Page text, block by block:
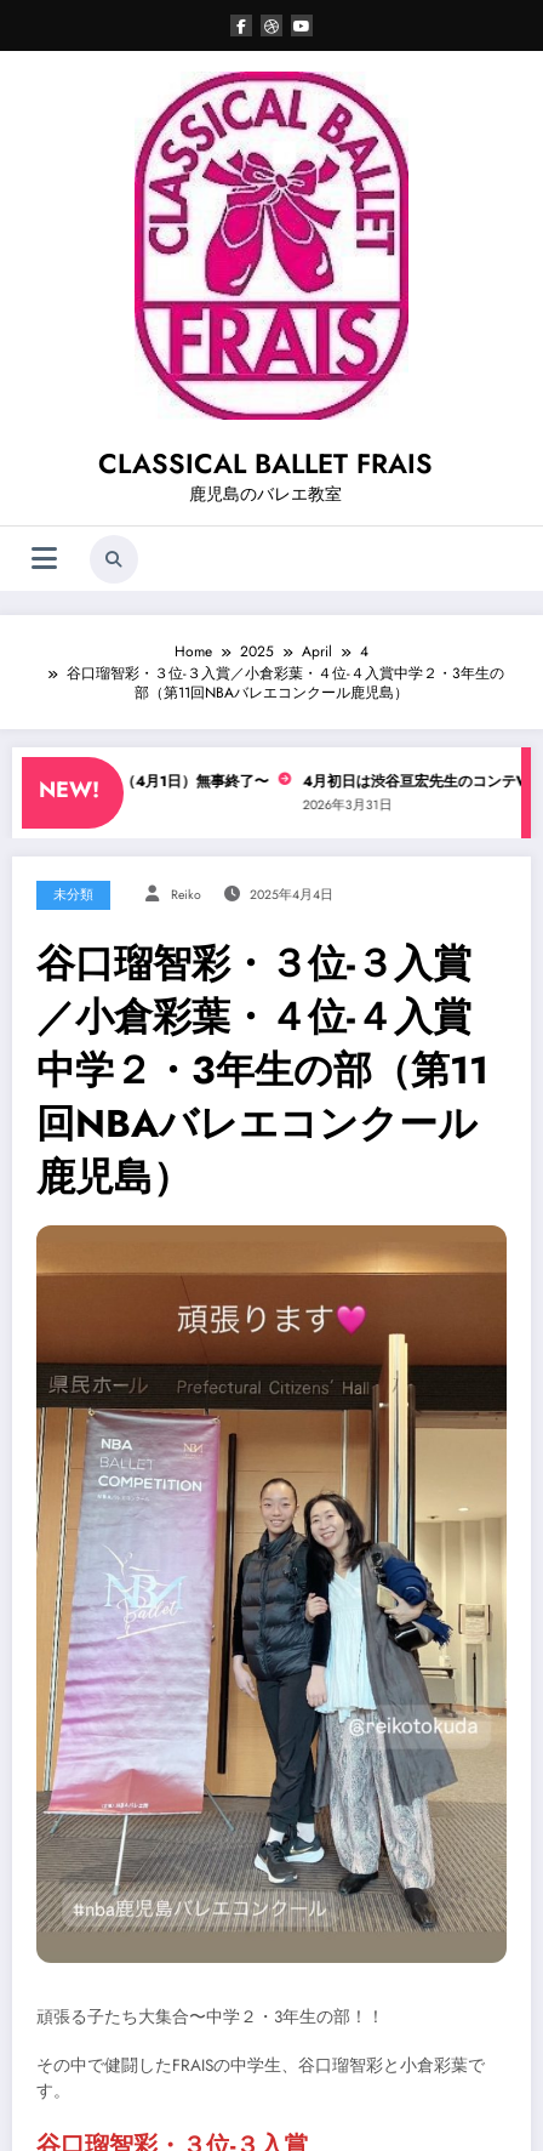
content
CLASSICAL BALLET FRAIS
鹿児島のバレエ教室
Home 2025 April
4
谷口瑠智彩・３位-３入賞／小倉彩葉・４位-４入賞中学２・3年生の
部（第11回NBAバレエコンクール鹿児島）
NEW!
宏先生WS（4月1日）無事終了〜 4月初日は渋谷亘宏先生のコンテWS！
2026年3月31日
未分類 Reiko 2025年4月4日
谷口瑠智彩・３位-３入賞
／小倉彩葉・４位-４入賞
中学２・3年生の部（第11
回NBAバレエコンクール
鹿児島）
頑張る子たち大集合〜中学２・3年生の部！！
その中で健闘したFRAISの中学生、谷口瑠智彩と小倉彩葉で
す。